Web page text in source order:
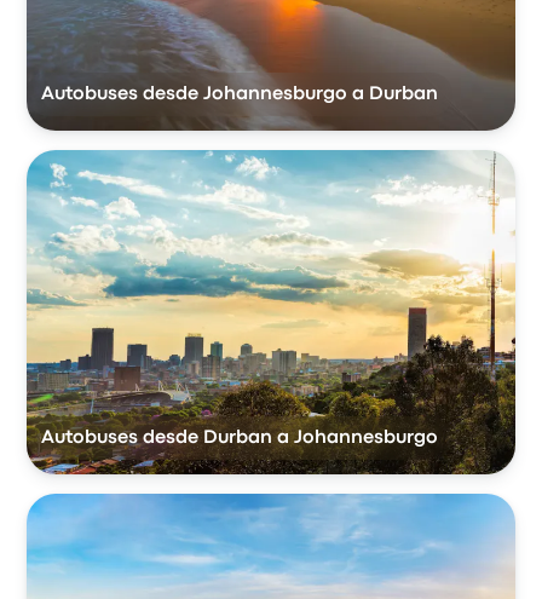
Autobuses desde Johannesburgo a Durban
Autobuses desde Durban a Johannesburgo